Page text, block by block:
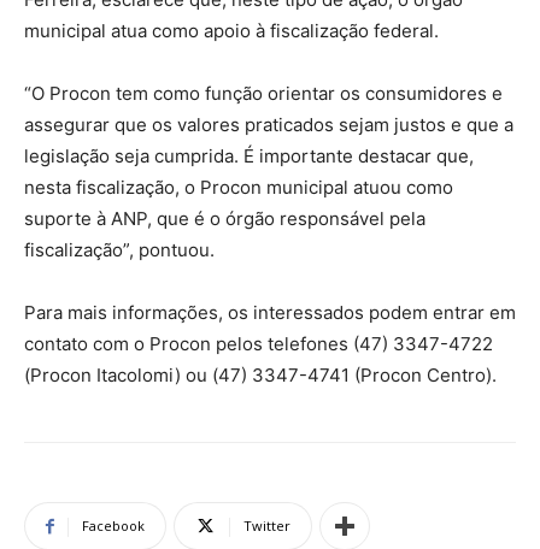
municipal atua como apoio à fiscalização federal.
“O Procon tem como função orientar os consumidores e
assegurar que os valores praticados sejam justos e que a
legislação seja cumprida. É importante destacar que,
nesta fiscalização, o Procon municipal atuou como
suporte à ANP, que é o órgão responsável pela
fiscalização”, pontuou.
Para mais informações, os interessados podem entrar em
contato com o Procon pelos telefones (47) 3347-4722
(Procon Itacolomi) ou (47) 3347-4741 (Procon Centro).
Facebook Twitter